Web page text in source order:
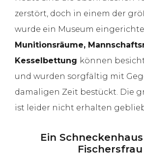
zerstört, doch in einem der
wurde ein Museum
Munitionsräume,
Kesselbettung können
und wurden sorgfältig mit
damaligen Zeit bestückt. Die
ist leider nicht erhalten
Ein
Fischersfrau